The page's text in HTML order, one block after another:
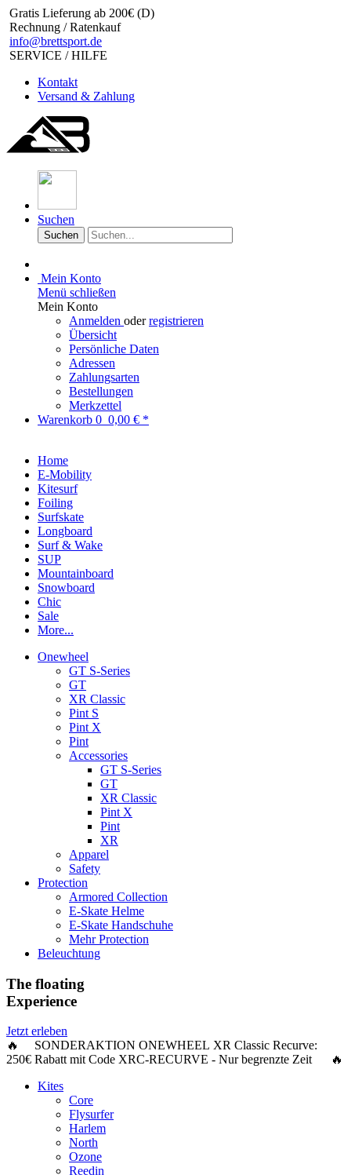
Gratis Lieferung ab 200€ (D)
Rechnung / Ratenkauf
info@brettsport.de
SERVICE / HILFE
Kontakt
Versand & Zahlung
Suchen
Suchen
Mein Konto
Menü schließen
Mein Konto
Anmelden oderregistrieren
Übersicht
Persönliche Daten
Adressen
Zahlungsarten
Bestellungen
Merkzettel
Warenkorb 0 0,00 € *
Home
E-Mobility
Kitesurf
Foiling
Surfskate
Longboard
Surf & Wake
SUP
Mountainboard
Snowboard
Chic
Sale
More...
Onewheel
GT S-Series
GT
XR Classic
Pint S
Pint X
Pint
Accessories
GT S-Series
GT
XR Classic
Pint X
Pint
XR
Apparel
Safety
Protection
Armored Collection
E-Skate Helme
E-Skate Handschuhe
Mehr Protection
Beleuchtung
The floating
Experience
Jetzt erleben
🔥 SONDERAKTION ONEWHEEL XR Classic Recurve:
250€ Rabattmit Code XRC-RECURVE - Nur begrenzte Zeit 🔥
Kites
Core
Flysurfer
Harlem
North
Ozone
Reedin